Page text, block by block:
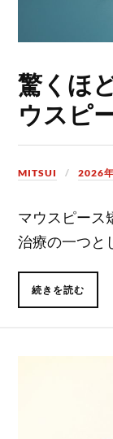
驚くほ
ウスピ
MITSUI 2026
マウスピース
治療の一つと
続きを読む